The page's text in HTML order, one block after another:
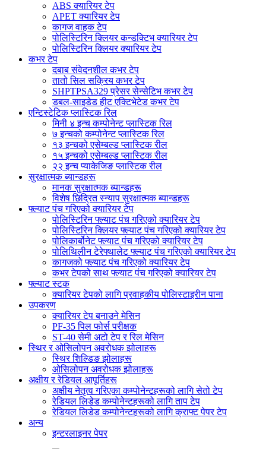
ABS क्यारियर टेप
APET क्यारियर टेप
कागज वाहक टेप
पोलिस्टिरिन क्लियर कन्डक्टिभ क्यारियर टेप
पोलिस्टिरिन क्लियर क्यारियर टेप
कभर टेप
दबाब संवेदनशील कभर टेप
तातो सिल सक्रिय कभर टेप
SHPTPSA329 प्रेसर सेन्सेटिभ कभर टेप
डबल-साइडेड हीट एक्टिभेटेड कभर टेप
एन्टिस्टेटिक प्लास्टिक रिल
मिनी ४ इन्च कम्पोनेन्ट प्लास्टिक रिल
७ इन्चको कम्पोनेन्ट प्लास्टिक रिल
१३ इन्चको एसेम्बल्ड प्लास्टिक रील
१५ इन्चको एसेम्बल्ड प्लास्टिक रील
२२ इन्च प्याकेजिङ प्लास्टिक रील
सुरक्षात्मक ब्यान्डहरू
मानक सुरक्षात्मक ब्यान्डहरू
विशेष छिद्रित स्न्याप सुरक्षात्मक ब्यान्डहरू
फ्ल्याट पंच गरिएको क्यारियर टेप
पोलिस्टिरिन फ्ल्याट पंच गरिएको क्यारियर टेप
पोलिस्टिरिन क्लियर फ्ल्याट पंच गरिएको क्यारियर टेप
पोलिकार्बोनेट फ्ल्याट पंच गरिएको क्यारियर टेप
पोलिथिलीन टेरेफ्थालेट फ्ल्याट पंच गरिएको क्यारियर टेप
कागजको फ्ल्याट पंच गरिएको क्यारियर टेप
कभर टेपको साथ फ्ल्याट पंच गरिएको क्यारियर टेप
फ्ल्याट स्टक
क्यारियर टेपको लागि प्रवाहकीय पोलिस्टाइरीन पाना
उपकरण
क्यारियर टेप बनाउने मेसिन
PF-35 पिल फोर्स परीक्षक
ST-40 सेमी अटो टेप र रिल मेसिन
स्थिर र ओसिलोपन अवरोधक झोलाहरू
स्थिर शिल्डिङ झोलाहरू
ओसिलोपन अवरोधक झोलाहरू
अक्षीय र रेडियल आपूर्तिहरू
अक्षीय नेतृत्व गरिएका कम्पोनेन्टहरूको लागि सेतो टेप
रेडियल लिडेड कम्पोनेन्टहरूको लागि ताप टेप
रेडियल लिडेड कम्पोनेन्टहरूको लागि क्राफ्ट पेपर टेप
अन्य
इन्टरलाइनर पेपर